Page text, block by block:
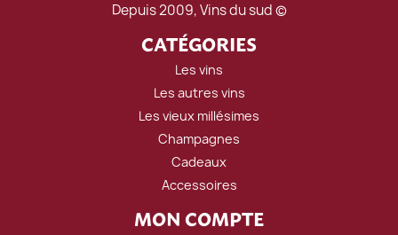
Depuis 2009, Vins du sud ©
CATÉGORIES
Les vins
Les autres vins
Les vieux millésimes
Champagnes
Cadeaux
Accessoires
MON COMPTE